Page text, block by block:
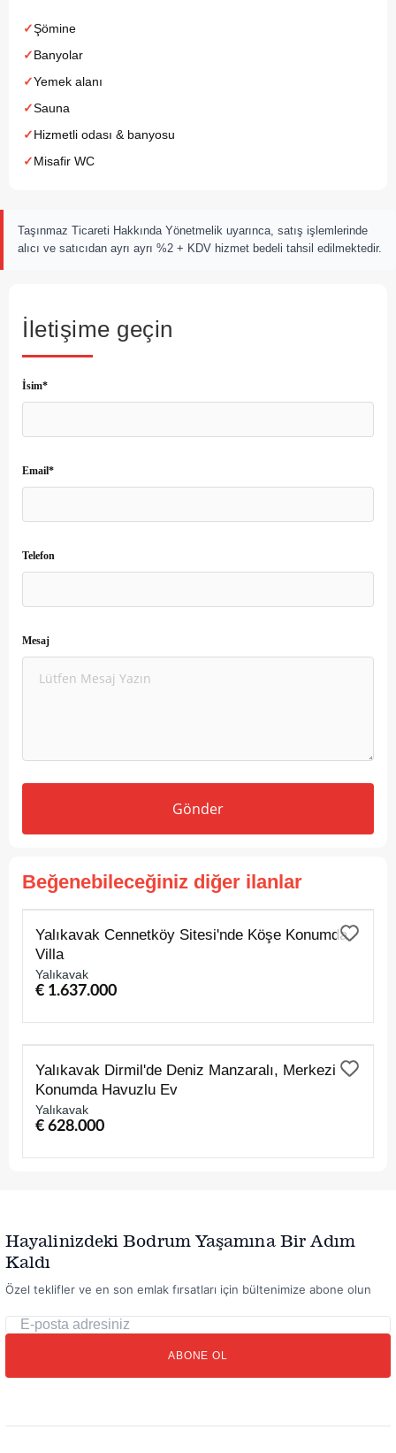
Şömine
Banyolar
Yemek alanı
Sauna
Hizmetli odası & banyosu
Misafir WC
Taşınmaz Ticareti Hakkında Yönetmelik uyarınca, satış işlemlerinde
alıcı ve satıcıdan ayrı ayrı %2 + KDV hizmet bedeli tahsil edilmektedir.
İletişime geçin
İsim*
Email*
Telefon
Mesaj
Gönder
Beğenebileceğiniz diğer ilanlar
SATILIK
Yalıkavak Cennetköy Sitesi'nde Köşe Konumda
Villa
Yalıkavak
€ 1.637.000
SATILIK
Yalıkavak Dirmil'de Deniz Manzaralı, Merkezi
Konumda Havuzlu Ev
Yalıkavak
€ 628.000
Hayalinizdeki Bodrum Yaşamına Bir Adım
Kaldı
Özel teklifler ve en son emlak fırsatları için bültenimize abone olun
posta
ABONE OL